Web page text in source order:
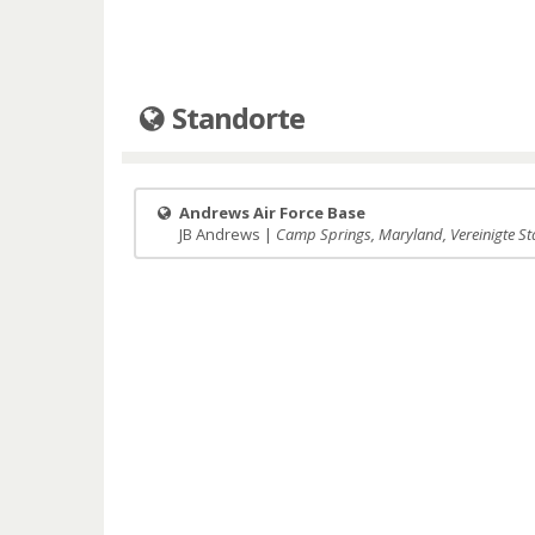
Standorte
Andrews Air Force Base
JB Andrews | Camp Springs, Maryland, Vereinigte